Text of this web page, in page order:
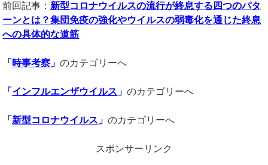
前回記事：新型コロナウイルスの流行が終息する四つのパタ
ーンとは？集団免疫の強化やウイルスの弱毒化を通じた終息
への具体的な道筋
「 時事考察 」のカテゴリーへ
「 インフルエンザウイルス 」のカテゴリーへ
「新型コロナウイルス 」のカテゴリーへ
スポンサーリンク